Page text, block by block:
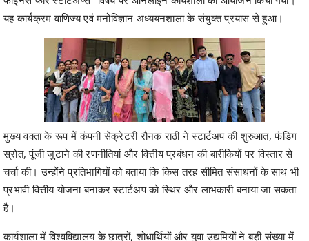
यह कार्यक्रम वाणिज्य एवं मनोविज्ञान अध्ययनशाला के संयुक्त प्रयास से हुआ।
मुख्य वक्ता के रूप में कंपनी सेक्रेटरी रौनक राठी ने स्टार्टअप की शुरुआत, फंडिंग
स्रोत, पूंजी जुटाने की रणनीतियां और वित्तीय प्रबंधन की बारीकियों पर विस्तार से
चर्चा की। उन्होंने प्रतिभागियों को बताया कि किस तरह सीमित संसाधनों के साथ भी
प्रभावी वित्तीय योजना बनाकर स्टार्टअप को स्थिर और लाभकारी बनाया जा सकता
है।
कार्यशाला में विश्वविद्यालय के छात्रों, शोधार्थियों और युवा उद्यमियों ने बड़ी संख्या में